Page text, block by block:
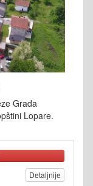
Grada
Lopare.
Detaljnije